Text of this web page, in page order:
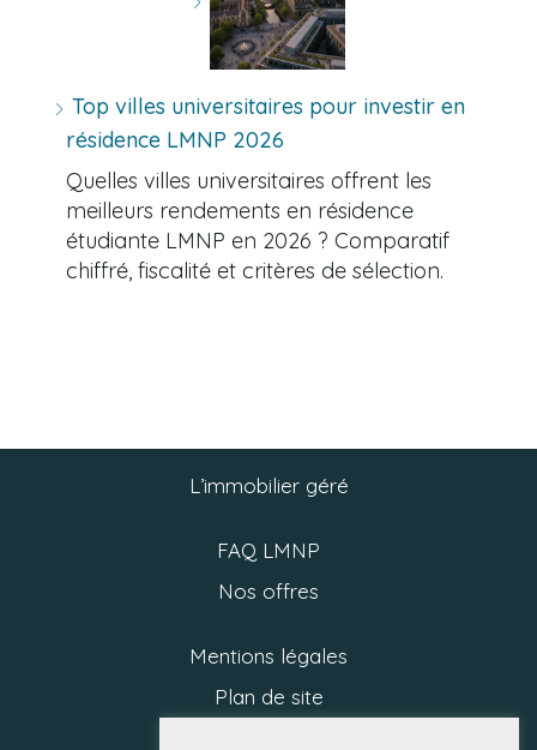
Top villes universitaires pour investir en
résidence LMNP 2026
Quelles villes universitaires offrent les
meilleurs rendements en résidence
étudiante LMNP en 2026 ? Comparatif
chiffré, fiscalité et critères de sélection.
L’immobilier géré
FAQ LMNP
Nos offres
Mentions légales
Plan de site